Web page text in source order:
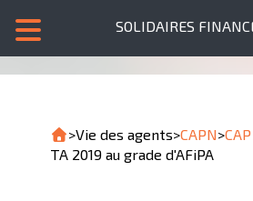
SOLIDAIRES
>Vie des agents>CAPN>
TA 2019 au grade d'AFiPA